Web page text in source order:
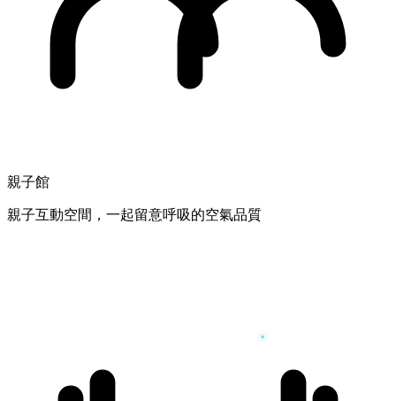
親子館
親子互動空間，一起留意呼吸的空氣品質